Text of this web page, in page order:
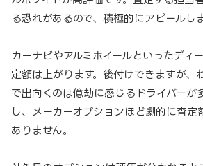
る恐れがあるので、積極的にアピールし
カーナビやアルミホイールといったディ
定額は上がります。後付けできますが、
で出向くのは億劫に感じるドライバーが
し、メーカーオプションほど劇的に査定
ありません。